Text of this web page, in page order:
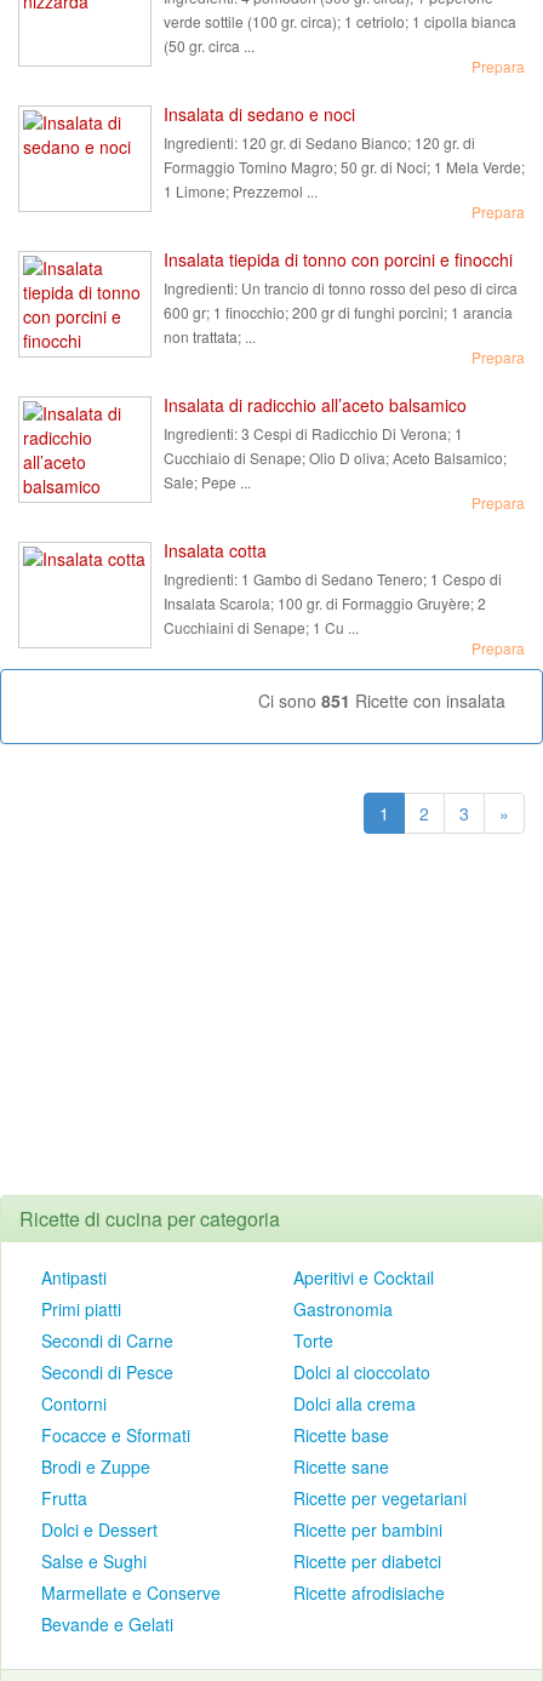
verde sottile (100 gr. circa); 1 cetriolo; 1 cipolla bianca
(50 gr. circa ...
Prepara
Insalata di sedano e noci
Ingredienti: 120 gr. di Sedano Bianco; 120 gr. di
Formaggio Tomino Magro; 50 gr. di Noci; 1 Mela Verde;
1 Limone; Prezzemol ...
Prepara
Insalata tiepida di tonno con porcini e finocchi
Ingredienti: Un trancio di tonno rosso del peso di circa
600 gr; 1 finocchio; 200 gr di funghi porcini; 1 arancia
non trattata; ...
Prepara
Insalata di radicchio all’aceto balsamico
Ingredienti:3 Cespi di Radicchio Di Verona; 1
Cucchiaio di Senape; Olio D oliva; Aceto Balsamico;
Sale; Pepe ...
Prepara
Insalata cotta
Ingredienti: 1 Gambo di Sedano Tenero; 1 Cespo di
Insalata Scarola; 100 gr. di Formaggio Gruyère; 2
Cucchiaini di Senape; 1 Cu ...
Prepara
Ci sono 851 Ricette con insalata
1 2 3 »
Ricette di cucina per categoria
Antipasti
Primi piatti
Secondi di Carne
Secondi di Pesce
Contorni
Focacce e Sformati
Brodi e Zuppe
Frutta
Dolci e Dessert
Salse e Sughi
Marmellate e Conserve
Bevande e Gelati
Aperitivi e Cocktail
Gastronomia
Torte
Dolci al cioccolato
Dolci alla crema
Ricette base
Ricette sane
Ricette per vegetariani
Ricette per bambini
Ricette per diabetci
Ricette afrodisiache